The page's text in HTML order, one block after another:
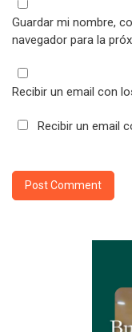
Guardar mi nombre,
navegador para la
Recibir un email con
Recibir un email